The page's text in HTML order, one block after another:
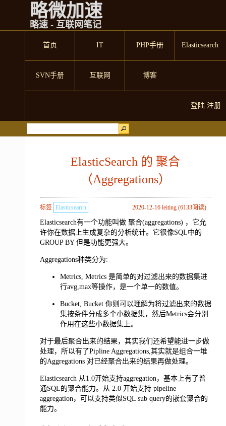
略微加速
略速 - 互联网笔记
首页 IT PHP手册 Elasticsearch
SVN手册 互联网 博客
登陆 注册
ElasticSearch 的 聚合
（Aggregations）
2020-12-16 leiting (6133阅读)
标签 Elasticsearch
Elasticsearch有一个功能叫做 聚合(aggregations) ，它允
许你在数据上生成复杂的分析统计。它很像SQL中的
GROUP BY 但是功能更强大。
Aggregations种类分为:
Metrics, Metrics 是简单的对过滤出来的数据集进
行avg,max等操作，是一个单一的数值。
Bucket, Bucket 你则可以理解为将过滤出来的数据
集按条件分成多个小数据集，然后Metrics会分别
作用在这些小数据集上。
对于最后聚合出来的结果，其实我们还希望能进一步做
处理，所以有了Pipline Aggregations,其实就是组合一堆
的Aggregations 对已经聚合出来的结果再做处理。
Elasticsearch 从1.0开始支持aggregation，基本上有了普
通SQL的聚合能力。从 2.0 开始支持 pipeline
aggregation，可以支持类似SQL sub query的嵌套聚合的
能力。